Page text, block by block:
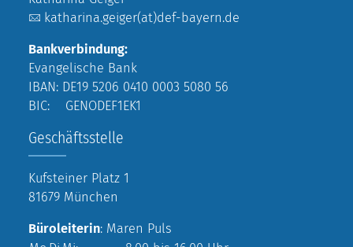
katharina.geiger(at)def-bayern.de
Bankverbindung:
Evangelische Bank
IBAN: DE19 5206 0410 0003 5080 56
BIC: GENODEF1EK1
Geschäftsstelle
Kufsteiner Platz 1
81679 München
Büroleiterin
: Maren Puls
Mo,Di,Mi:
8.00 bis 16.00 Uhr